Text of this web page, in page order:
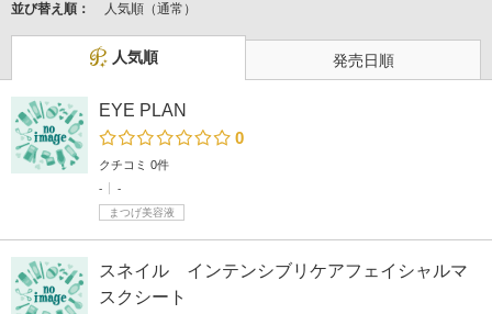
並び替え順：
人気順（通常）
人気順 発売日順
EYE PLAN
0
クチコミ 0件
-
-
まつげ美容液
スネイル インテンシブリケアフェイシャルマ
スクシート